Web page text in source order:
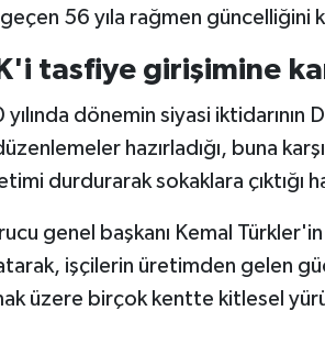
56 yıla rağmen
tasfiye girişimine
yılında dönemin siyasi
hazırladığı, buna
durdurarak sokaklara çıktığı
genel başkanı Kemal
işçilerin üretimden gelen
üzere birçok kentte kitlesel